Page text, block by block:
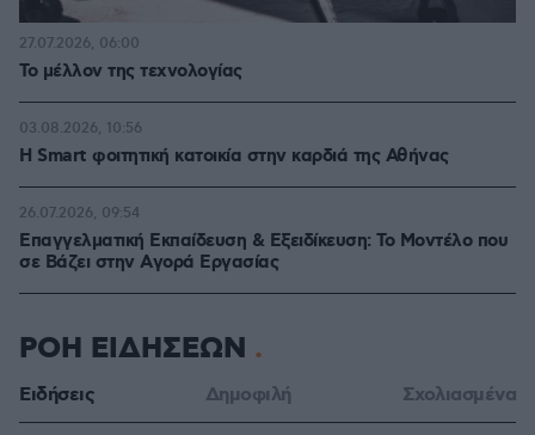
Το μέλλον της τεχνολογίας
27.07.2026, 06:00
Η Smart φοιτητική κατοικία στην καρδιά της Αθήνας
03.08.2026, 10:56
Επαγγελματική Εκπαίδευση & Εξειδίκευση: Το Mοντέλο που
σε Bάζει στην Aγορά Eργασίας
26.07.2026, 09:54
ΡΟΗ ΕΙΔΗΣΕΩΝ
Ειδήσεις Δημοφιλή Σχολιασμένα